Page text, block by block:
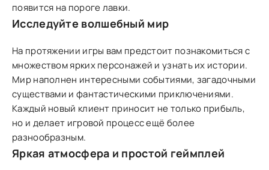
появится на пороге лавки.
Исследуйте волшебный мир
На протяжении игры вам предстоит познакомиться с
множеством ярких персонажей и узнать их истории.
Мир наполнен интересными событиями, загадочными
существами и фантастическими приключениями.
Каждый новый клиент приносит не только прибыль,
но и делает игровой процесс ещё более
разнообразным.
Яркая атмосфера и простой геймплей